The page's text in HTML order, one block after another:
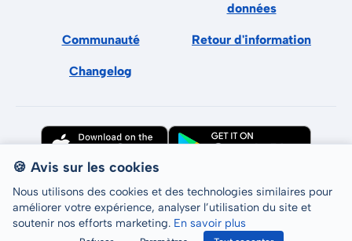
données
Communauté Retour d'information
Changelog
Tous droits réservés © LCP GmbH 2026
🍪 Avis sur les cookies
Nous utilisons des cookies et des technologies similaires pour
améliorer votre expérience, analyser l’utilisation du site et
soutenir nos efforts marketing. En savoir plus